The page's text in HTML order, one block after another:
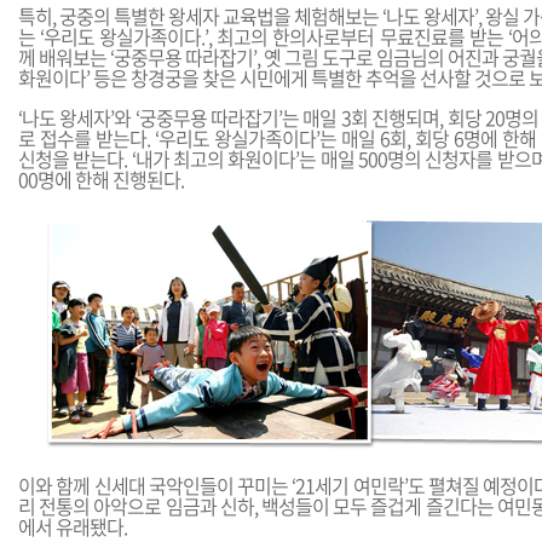
특히, 궁중의 특별한 왕세자 교육법을 체험해보는 ‘나도 왕세자’, 왕실
는 ‘우리도 왕실가족이다.’, 최고의 한의사로부터 무료진료를 받는 ‘어
께 배워보는 ‘궁중무용 따라잡기’, 옛 그림 도구로 임금님의 어진과 궁
화원이다’ 등은 창경궁을 찾은 시민에게 특별한 추억을 선사할 것으로
‘나도 왕세자’와 ‘궁중무용 따라잡기’는 매일 3회 진행되며, 회당 20명
로 접수를 받는다. ‘우리도 왕실가족이다’는 매일 6회, 회당 6명에 한
신청을 받는다. ‘내가 최고의 화원이다’는 매일 500명의 신청자를 받으
00명에 한해 진행된다.
이와 함께 신세대 국악인들이 꾸미는 ‘21세기 여민락’도 펼쳐질 예정이
리 전통의 아악으로 임금과 신하, 백성들이 모두 즐겁게 즐긴다는 여
에서 유래됐다.